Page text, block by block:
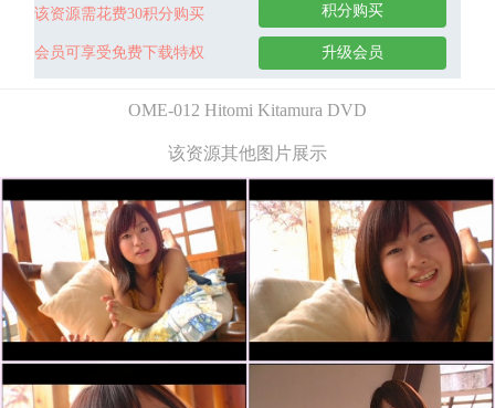
该资源需花费30积分购买
会员可享受免费下载特权
积分购买
升级会员
OME-012 Hitomi Kitamura DVD
该资源其他图片展示